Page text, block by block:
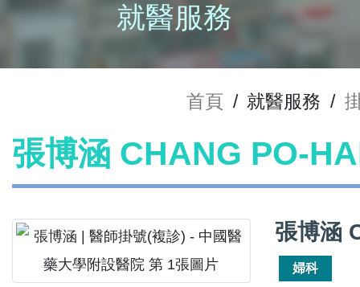
就醫服務
首頁 / 就醫服務 /
張博涵 CHANG PO-
張博涵
婦科